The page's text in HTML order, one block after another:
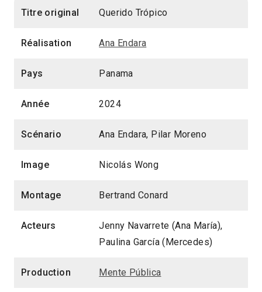
Titre original Querido Trópico
Réalisation Ana Endara
Pays Panama
Année 2024
Scénario Ana Endara, Pilar Moreno
Image Nicolás Wong
Montage Bertrand Conard
Acteurs
Jenny Navarrete (Ana María),
Paulina García (Mercedes)
Production Mente Pública